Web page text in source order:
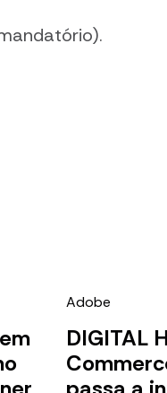
Adobe
DIGITAL